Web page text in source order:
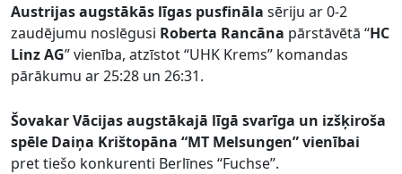
Austrijas augstākās līgas pusfināla sēriju ar 0-2
zaudējumu noslēgusi Roberta Rancāna pārstāvētā “HC
Linz AG” vienība, atzīstot “UHK Krems” komandas
pārākumu ar 25:28 un 26:31.
Šovakar Vācijas augstākajā līgā svarīga un izšķiroša
spēle Daiņa Krištopāna “MT Melsungen” vienībai
pret tiešo konkurenti Berlīnes “Fuchse”.